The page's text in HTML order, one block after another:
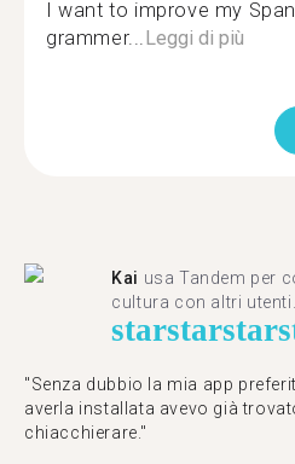
I want to improve my
grammer...Leggi di più
Kai usa Tandem per
cultura con altri utenti.
starstarstar
"Senza dubbio la mia app
averla installata avevo già
chiacchierare."